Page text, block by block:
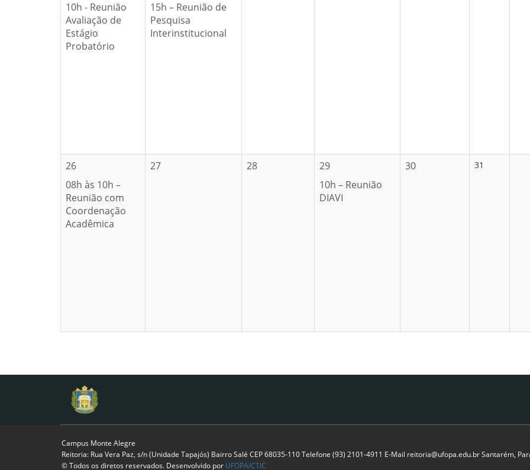
10h - Reunião
Avaliação de
Estágio
Probatório
15h – Reunião de
Pesquisa
Interinstitucional
26
08h às 10h –
Reunião com
Coordenação
Acadêmica
27 28
29
10h – Reunião
DIAVI
30 31
Campus Monte Alegre
Reitoria: Rua Vera Paz, s/n (Unidade Tapajós) Bairro Salé CEP 68035-110 Telefone (93) 2101-4911 E-Mail reitoria@ufopa.edu.br Santarém,
© Todos os diretos reservados. Desenvolvido por UFOPA/CTIC